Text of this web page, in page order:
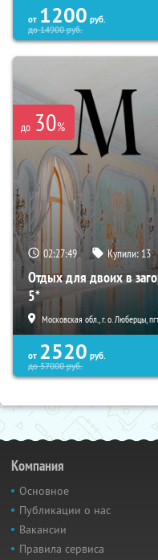
от 1200 руб.
до14900руб.
до 30%
02:27:48 Купили:13
Отдых для двоих в
5*
Московская обл., г. о. Люберцы,
от 2520 руб.
до57000руб.
Компания
Основное
Публикации о нас
Вакансии
Правила сервиса